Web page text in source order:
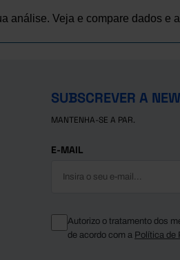
análise. Veja e compare dados e
SUBSCREVER A
MANTENHA-SE A PAR.
E-MAIL
Autorizo o tratamento dos
de acordo com a Política de